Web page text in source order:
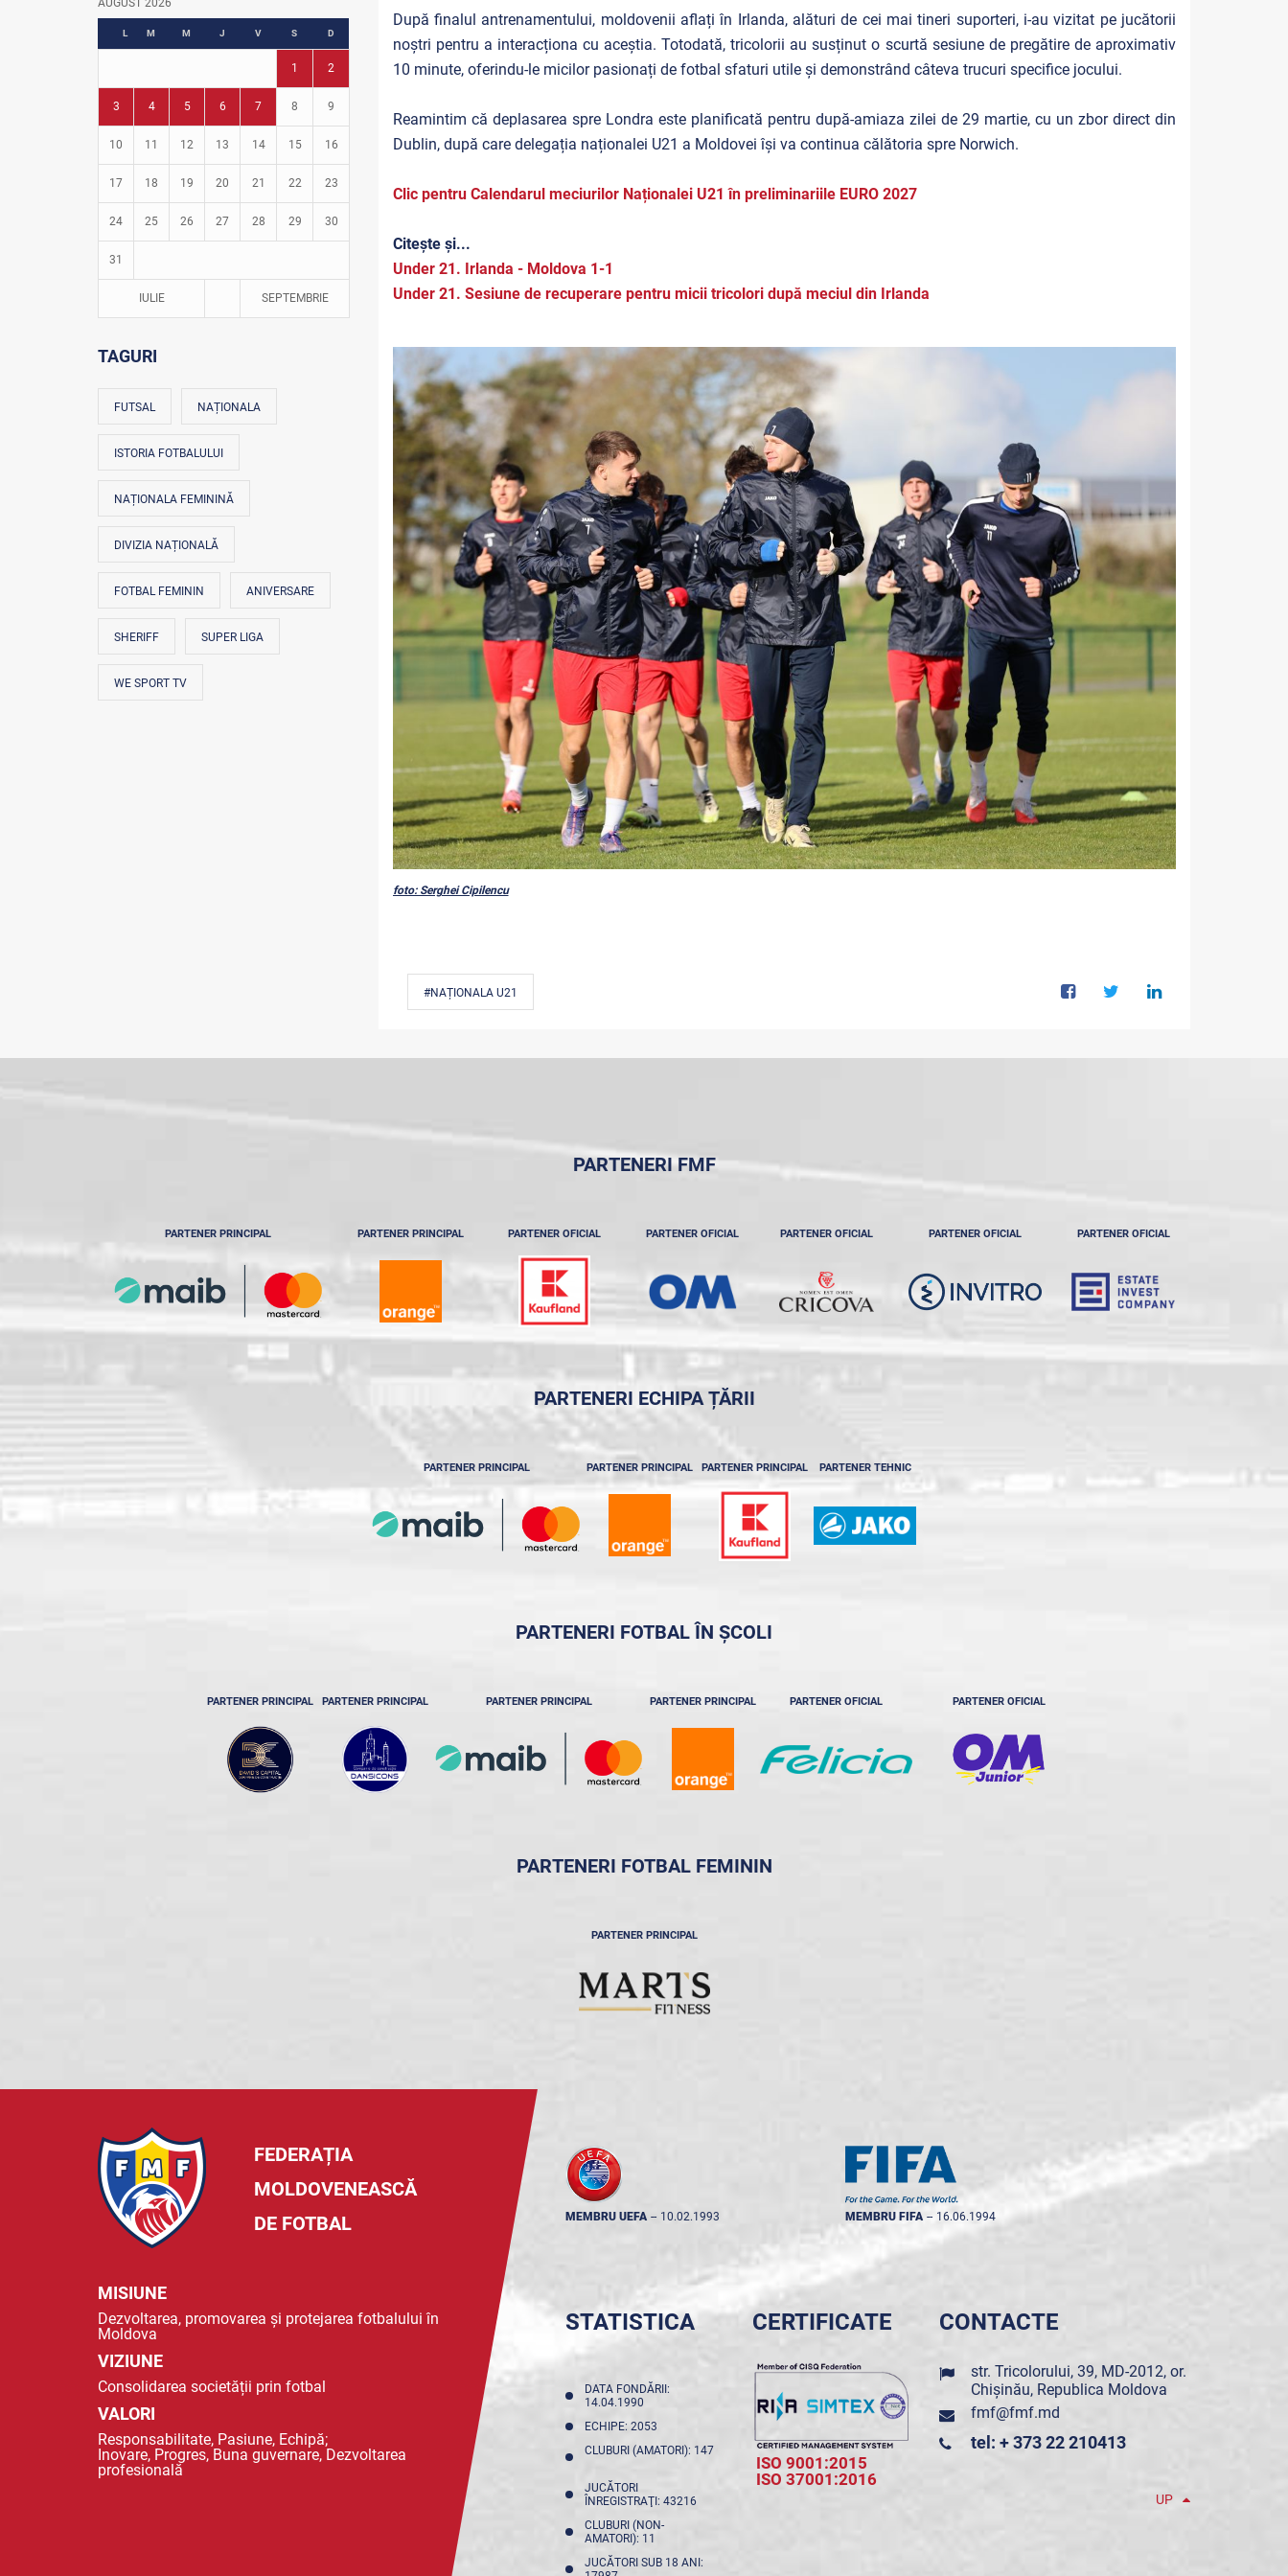
Fotbal în grădinițe
AUGUST 2026
L M M J V S D
1 2
3 4 5 6 7 8 9
10 11 12 13 14 15 16
17 18 19 20 21 22 23
24 25 26 27 28 29 30
31
IULIE SEPTEMBRIE
TAGURI
FUTSAL NAȚIONALA
ISTORIA FOTBALULUI
NAȚIONALA FEMININĂ
DIVIZIA NAȚIONALĂ
FOTBAL FEMININ ANIVERSARE
SHERIFF SUPER LIGA
WE SPORT TV
După finalul antrenamentului, moldovenii aflați în Irlanda, alături de cei mai tineri suporteri, i-au vizitat pe jucătorii
noștri pentru a interacționa cu aceștia. Totodată, tricolorii au susținut o scurtă sesiune de pregătire de aproximativ
10 minute, oferindu-le micilor pasionați de fotbal sfaturi utile și demonstrând câteva trucuri specifice jocului.
Reamintim că deplasarea spre Londra este planificată pentru după-amiaza zilei de 29 martie, cu un zbor direct din
Dublin, după care delegația naționalei U21 a Moldovei își va continua călătoria spre Norwich.
Clic pentru Calendarul meciurilor Naționalei U21 în preliminariile EURO 2027
Citește și...
Under 21. Irlanda - Moldova 1-1
Under 21. Sesiune de recuperare pentru micii tricolori după meciul din Irlanda
foto: Serghei Cipilencu
#NAȚIONALA U21
PARTENERI FMF
PARTENER PRINCIPAL PARTENER PRINCIPAL PARTENER OFICIAL PARTENER OFICIAL PARTENER OFICIAL PARTENER OFICIAL PARTENER OFICIAL
PARTENERI ECHIPA ȚĂRII
PARTENER PRINCIPAL PARTENER PRINCIPAL PARTENER PRINCIPAL PARTENER TEHNIC
PARTENERI FOTBAL ÎN ȘCOLI
PARTENER PRINCIPAL PARTENER PRINCIPAL PARTENER PRINCIPAL PARTENER PRINCIPAL PARTENER OFICIAL PARTENER OFICIAL
PARTENERI FOTBAL FEMININ
PARTENER PRINCIPAL
FEDERAȚIA
MOLDOVENEASCĂ
DE FOTBAL
MISIUNE
Dezvoltarea, promovarea și protejarea fotbalului în
Moldova
VIZIUNE
Consolidarea societății prin fotbal
VALORI
Responsabilitate, Pasiune, Echipă;
Inovare, Progres, Buna guvernare, Dezvoltarea
profesională
MEMBRU UEFA -- 10.02.1993 MEMBRU FIFA -- 16.06.1994
STATISTICA
DATA FONDĂRII:
14.04.1990
ECHIPE: 2053
CLUBURI (AMATORI): 147
JUCĂTORI
ÎNREGISTRAŢI: 43216
CLUBURI (NON-
AMATORI): 11
JUCĂTORI SUB 18 ANI:
CERTIFICATE
ISO 9001:2015
ISO 37001:2016
CONTACTE
str. Tricolorului, 39, MD-2012, or.
Chișinău, Republica Moldova
fmf@fmf.md
tel: + 373 22 210413
UP